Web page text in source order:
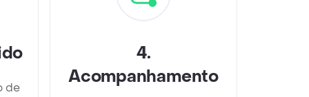
de
4.
Acompanhamento